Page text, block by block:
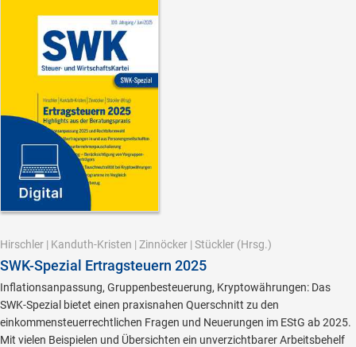
Hirschler | Kanduth-Kristen | Zinnöcker | Stückler (Hrsg.)
SWK-Spezial Ertragsteuern 2025
Inflationsanpassung, Gruppenbesteuerung, Kryptowährungen: Das
SWK-Spezial bietet einen praxisnahen Querschnitt zu den
einkommensteuerrechtlichen Fragen und Neuerungen im EStG ab 2025.
Mit vielen Beispielen und Übersichten ein unverzichtbarer Arbeitsbehelf